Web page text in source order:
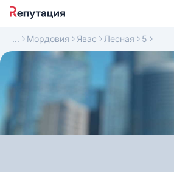
Мордовия Явас Лесная 5